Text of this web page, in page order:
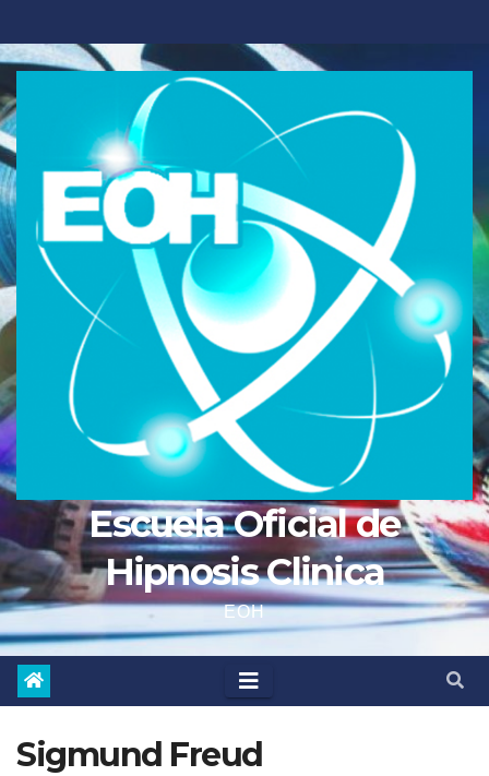
Escuela Oficial de
Hipnosis Clinica
EOH
Sigmund Freud